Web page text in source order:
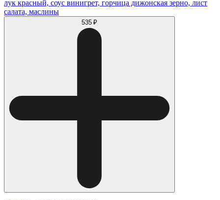
лук красный, соус винигрет, горчица дижонская зерно, лист
салата, маслины
535 ₽